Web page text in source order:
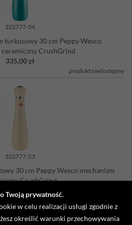
Twoją prywatność.
w celu realizacji usługi zgodnie z
określić warunki przechowywania
322777-54
turkusowy 30 cm Peppy Wesco
ceramiczny CrushGrind
335,00 zł
produkt niedostępny
322777-23
30 cm Peppy Wesco mechanizm
CrushGrind
335,00 zł